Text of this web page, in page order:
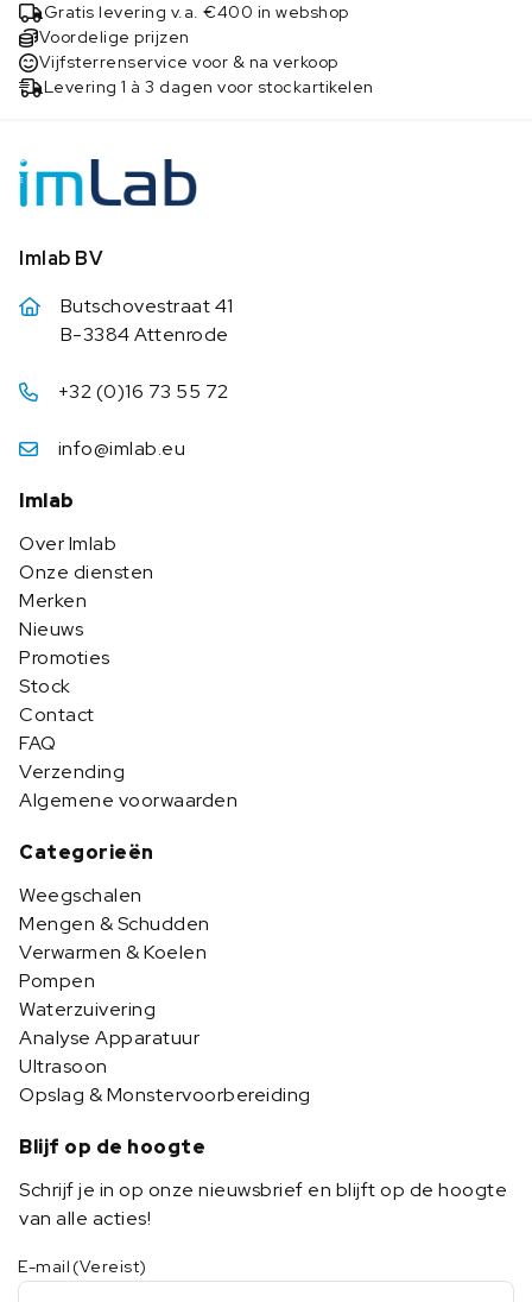
Gratis levering v.a. €400 in webshop
Voordelige prijzen
Vijfsterrenservice voor & na verkoop
Levering 1 à 3 dagen voor stockartikelen
Imlab BV
Butschovestraat 41
B-3384 Attenrode
+32 (0)16 73 55 72
info@imlab.eu
Imlab
Over Imlab
Onze diensten
Merken
Nieuws
Promoties
Stock
Contact
FAQ
Verzending
Algemene voorwaarden
Categorieën
Weegschalen
Mengen & Schudden
Verwarmen & Koelen
Pompen
Waterzuivering
Analyse Apparatuur
Ultrasoon
Opslag & Monstervoorbereiding
Blijf op de hoogte
Schrijf je in op onze nieuwsbrief en blijft op de hoogte
van alle acties!
E-mail (Vereist)